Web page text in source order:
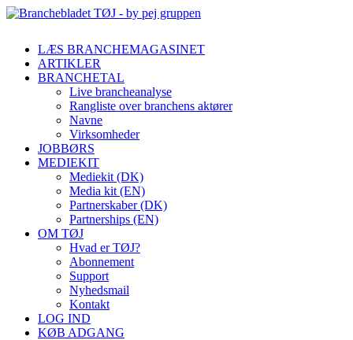
LÆS BRANCHEMAGASINET
ARTIKLER
BRANCHETAL
Live brancheanalyse
Rangliste over branchens aktører
Navne
Virksomheder
JOBBØRS
MEDIEKIT
Mediekit (DK)
Media kit (EN)
Partnerskaber (DK)
Partnerships (EN)
OM TØJ
Hvad er TØJ?
Abonnement
Support
Nyhedsmail
Kontakt
LOG IND
KØB ADGANG